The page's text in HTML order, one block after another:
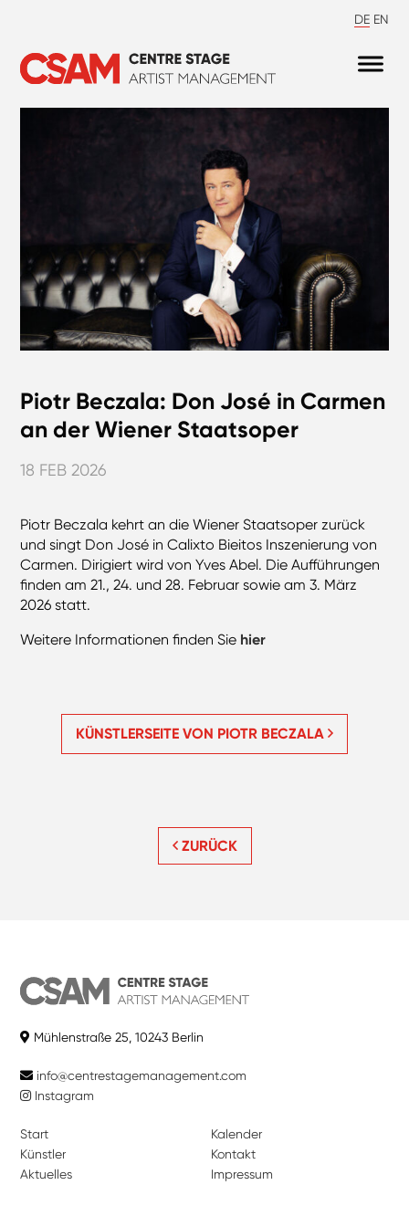
DE EN
Piotr Beczala: Don José in Carmen
an der Wiener Staatsoper
18 FEB 2026
Piotr Beczala kehrt an die Wiener Staatsoper zurück
und singt Don José in Calixto Bieitos Inszenierung von
Carmen. Dirigiert wird von Yves Abel. Die Aufführungen
finden am 21., 24. und 28. Februar sowie am 3. März
2026 statt.
Weitere Informationen finden Sie hier
KÜNSTLERSEITE VON PIOTR BECZALA
ZURÜCK
Mühlenstraße 25, 10243 Berlin
info@centrestagemanagement.com
Instagram
Start
Künstler
Aktuelles
Kalender
Kontakt
Impressum